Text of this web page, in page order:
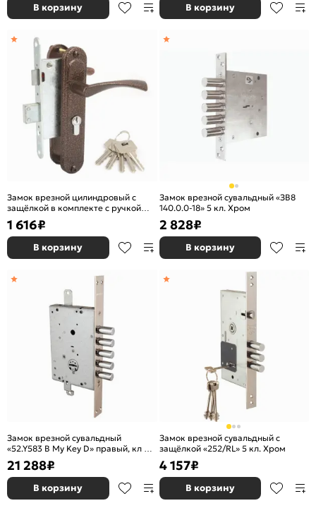
В корзину В корзину
Замок врезной цилиндровый с
защёлкой в комплекте с ручкой
«Калуга-ЗВ4-3-1» 4 кл. Антик Медь
1 616₽
В корзину
Замок врезной сувальдный «ЗВ8
140.0.0-18» 5 кл. Хром
2 828₽
В корзину
Замок врезной сувальдный
«52.Y583 B My Key D» правый, кл 60
мм, без накладок Хром
21 288₽
В корзину
Замок врезной сувальдный с
защёлкой «252/RL» 5 кл. Хром
4 157₽
В корзину